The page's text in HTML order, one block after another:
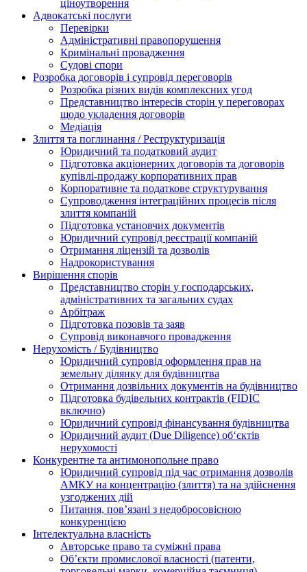
ціноутворення
Адвокатські послуги
Перевірки
Адміністративні правопорушення
Кримінальні провадження
Судові спори
Розробка договорів і супровід переговорів
Розробка різних видів комплексних угод
Представництво інтересів сторін у переговорах
щодо укладення договорів
Медіація
Злиття та поглинання / Реструктуризація
Юридичний та податковий аудит
Підготовка акціонерних договорів та договорів
купівлі-продажу корпоративних прав
Корпоративне та податкове структурування
Супроводження інтеграційних процесів після
злиття компаній
Підготовка установчих документів
Юридичний супровід реєстрації компаній
Отримання ліцензій та дозволів
Надрокористування
Вирішення спорів
Представництво сторін у господарських,
адміністративних та загальних судах
Арбітраж
Підготовка позовів та заяв
Супровід виконавчого провадження
Нерухомість / Будівництво
Юридичний супровід оформлення прав на
земельну ділянку для будівництва
Отримання дозвільних документів на будівництво
Підготовка будівельних контрактів (FIDIC
включно)
Юридичний супровід фінансування будівництва
Юридичний аудит (Due Diligence) об‘єктів
нерухомості
Конкурентне та антимонопольне право
Юридичний супровід під час отримання дозволів
АМКУ на концентрацію (злиття) та на здійснення
узгоджених дій
Питання, пов’язані з недобросовісною
конкуренцією
Інтелектуальна власність
Авторське право та суміжні права
Oб’єкти промислової власності (патенти,